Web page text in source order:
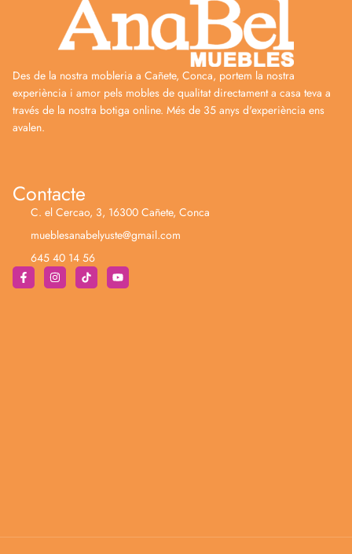
Des de la nostra mobleria a Cañete, Conca, portem la nostra
experiència i amor pels mobles de qualitat directament a casa teva a
través de la nostra botiga online. Més de 35 anys d'experiència ens
avalen.
Contacte
C. el Cercao, 3, 16300 Cañete, Conca
mueblesanabelyuste@gmail.com
645 40 14 56